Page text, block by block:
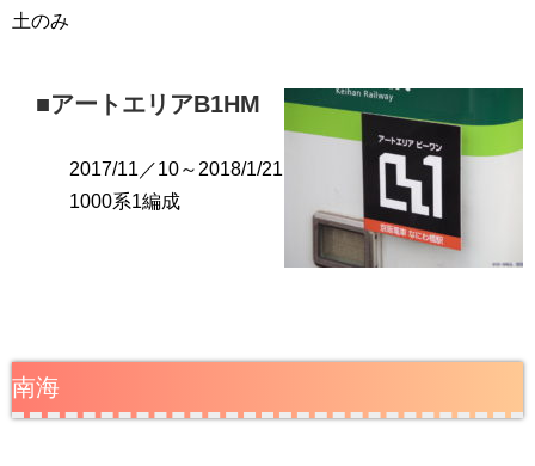
土のみ
■アートエリアB1HM
2017/11／10～2018/1/21
1000系1編成
南海